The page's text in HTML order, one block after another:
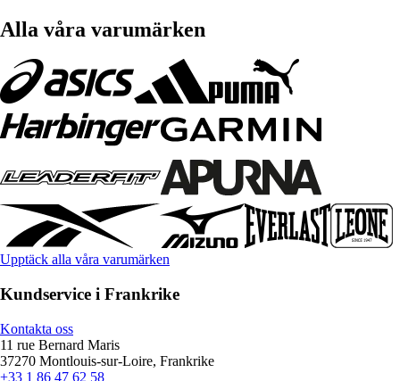
Alla våra varumärken
Upptäck alla våra varumärken
Kundservice i Frankrike
Kontakta oss
11 rue Bernard Maris
37270 Montlouis-sur-Loire, Frankrike
+33 1 86 47 62 58